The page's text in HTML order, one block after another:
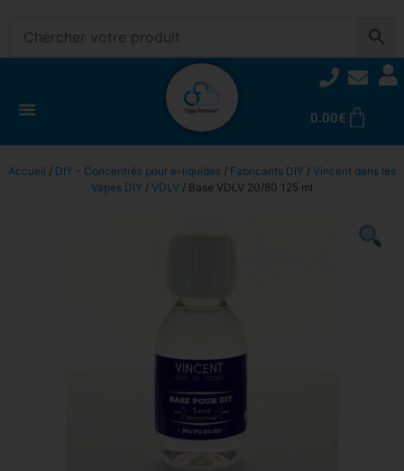
0.00€
Accueil / DIY - Concentrés pour e-liquides / Fabricants DIY / Vincent dans les
Vapes DIY / VDLV / Base VDLV 20/80 125 ml